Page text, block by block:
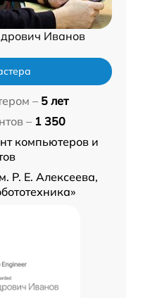
Иванов
– 5 лет
– 1 350
компьютеров и
Р. Е. Алексеева,